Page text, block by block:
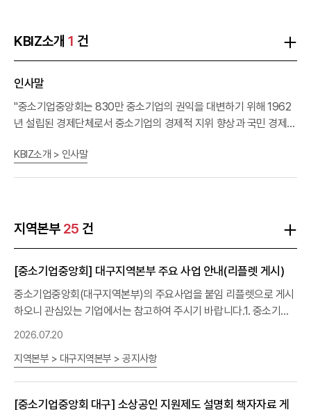
문 22%(일반 홈쇼핑 방송 시 수수료는 대략 30~35% 범위에서 산
8(목) 18시까지ㅇ 제출서류 - 신청서[서식1] - 개인정보동의서 [서
식2] - 중소기업확인서(유효기간 이내)ㅇ 신청방법 : 홈페이지 신청
바로가기 ㅇ 사업절차 공고·접수▶(1차)서류심사▶(2차)MD상담회
상품추천위원회 * 최종 방송 입점 결과는 6월 중순 안내 예정ㅇ 방송
년 1차 기준)해당 지방자치단체 내에 위치한 중소기업최종 심사 주체
중소기업 우수상품 추천위원회각 지역별 선정위원회접수 시기연 2
회, 상‧하반기(4~5월 / 10~11월)1~3월 중※ FAQQ. 반드시노란우산
공제가입자여야 하나요?A. 2025년 1차 홈쇼핑 사업의 경우노란우
산공제 에서 지원하고 있어, 모집 마감일 기준으로 대표자의
노란우산
공제
가입 여부를 확인하고 있습니다. 접수기간 내 가입도 인정됩니
다.Q. 장기가입자는 어떻게 우대되나요?A. 노란우산 10년 이상 장기
가입자는 3차 심사 시에 가점 3점 부여됩니다.노란우산 관련정보 확
인
KBIZ소개 1 건
인사말
"중소기업중앙회는 830만 중소기업의 권익을 대변하기 위해 1962
년 설립된 경제단체로서 중소기업의 경제적 지위 향상과 국민 경제의
더 밝은 내일, 대한민국의 행복한 미래를 만들어 나가겠습니다. 중소
사자 수의 80%를 차지하는 중소기업의 삶과 희망을 함께해 온 중소
기업중앙회는 중소기업의 성장·발전을 위한 공정한 경제 환경 조성과
왔습니다. 중소기업과 소상공인은 때로는 든든한 버팀목을 필요로 합
니다. 이에 중소기업중앙회는 대·중소기업 동반성장과 경제민주화,
납품단가 연동제 법제화, 기업승계 제도개선, 협동조합 중심 중소기
을 조성해 왔습니다. 아울러 대한민국 중소기업인대회 개최, 중소기
업의 사회공헌 확산을 위한 중소기업사랑나눔재단 설립, 소기업·소상
서 체감할 수 있는 정책개발과 지원사업을 통해 '중소기업의 더 밝은
KBIZ소개 > 인사말
지역본부 25 건
[중소기업중앙회] 대구지역본부 주요 사업 안내(리플렛 게시)
중소기업중앙회(대구지역본부)의 주요사업을 붙임 리플렛으로 게시
하오니 관심있는 기업에서는 참고하여 주시기 바랍니다.1. 중소기업
협동조합 설립 및 육성2. 기업승계 지원 및 2세 네트워크 운영(회원
PL(제조물책임) 보험 가입 지원 / 손해공제 운영6. 대중소 상생형 스
2026.07.20
지역본부 > 대구지역본부 > 공지사항
[중소기업중앙회 대구] 소상공인 지원제도 설명회 책자자료 게